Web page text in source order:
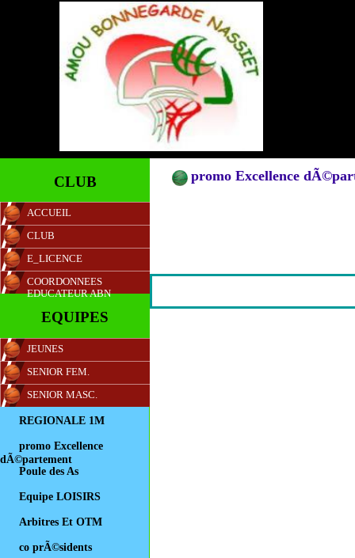
CLUB
ACCUEIL
CLUB
E_LICENCE
COORDONNEES
EDUCATEUR ABN
EQUIPES
JEUNES
SENIOR FEM.
SENIOR MASC.
REGIONALE 1M
promo Excellence
dÃ©partement
Poule des As
Equipe LOISIRS
Arbitres Et OTM
co prÃ©sidents
promo Excellence